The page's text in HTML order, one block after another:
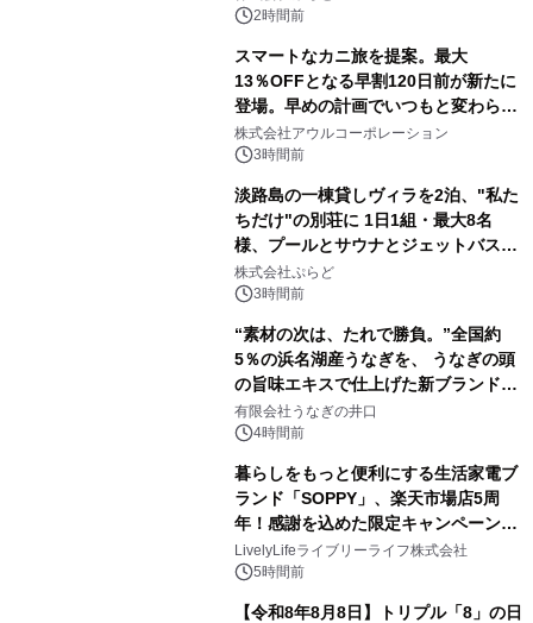
2時間前
スマートなカニ旅を提案。最大
13％OFFとなる早割120日前が新たに
登場。早めの計画でいつもと変わらぬ
大人の冬旅を。ー夕日ヶ浦温泉「佳松
苑 別邸ふうか」ー
株式会社アウルコーポレーション
3時間前
淡路島の一棟貸しヴィラを2泊、"私た
ちだけ"の別荘に 1日1組・最大8名
様、プールとサウナとジェットバス付
きで Villa Mon Temps AWAJIの連泊
素泊りプラン
株式会社ぷらど
3時間前
“素材の次は、たれで勝負。”全国約
5％の浜名湖産うなぎを、 うなぎの頭
の旨味エキスで仕上げた新ブランド
「井口の誉」誕生
有限会社うなぎの井口
4時間前
暮らしをもっと便利にする生活家電ブ
ランド「SOPPY」、楽天市場店5周
年！感謝を込めた限定キャンペーンを
8月10日より開催
LivelyLifeライブリーライフ株式会社
5時間前
【令和8年8月8日】トリプル「8」の日